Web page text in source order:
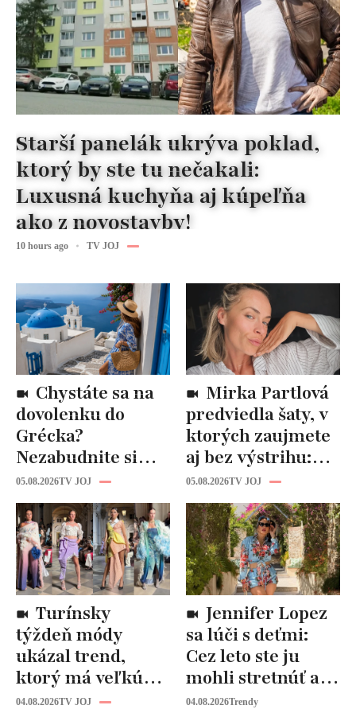
Starší panelák ukrýva poklad,
ktorý by ste tu nečakali:
Luxusná kuchyňa aj kúpeľňa
ako z novostavby!
10 hours ago TV JOJ
dovolenku do
Grécka?
Nezabudnite si
odtiaľ uloviť tieto
štýlové kúsky
05.08.2026TV JOJ
predviedla šaty, v
ktorých zaujmete
aj bez výstrihu:
Ich čaro je v tomto
detaile
05.08.2026TV JOJ
týždeň módy
ukázal trend,
ktorý má veľkú
budúcnosť: Počuli
04.08.2026TV JOJ
sa lúči s deťmi:
Cez leto ste ju
mohli stretnúť aj
vy!
04.08.2026Trendy